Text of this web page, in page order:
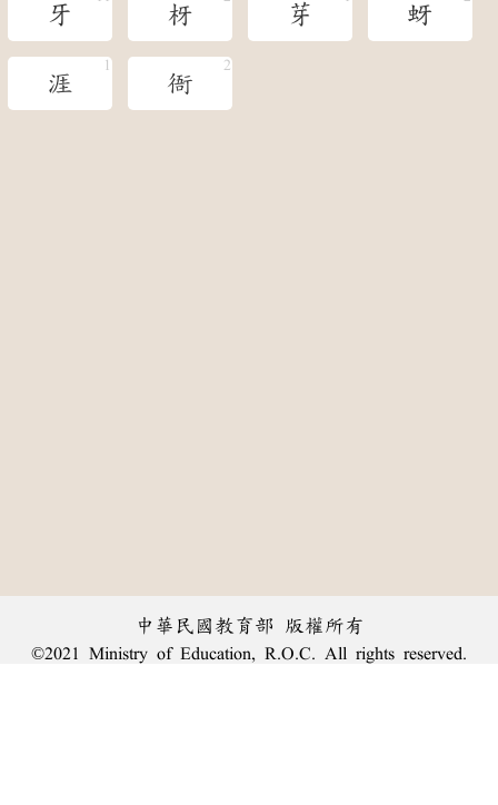
牙 枒 芽 蚜
涯 衙
中華民國教育部 版權所有
©2021 Ministry of Education, R.O.C. All rights reserved.